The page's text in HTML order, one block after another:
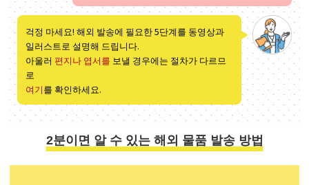
걱정 마세요! 해외 발송에 필요한 5단계를 동영상과
일러스트로 설명해 드립니다.
아울러 편지나 엽서를 보낼 경우에는 절차가 다르므
로
여기를 확인하세요.
2분이면 알 수 있는 해외 물품 발송 방법